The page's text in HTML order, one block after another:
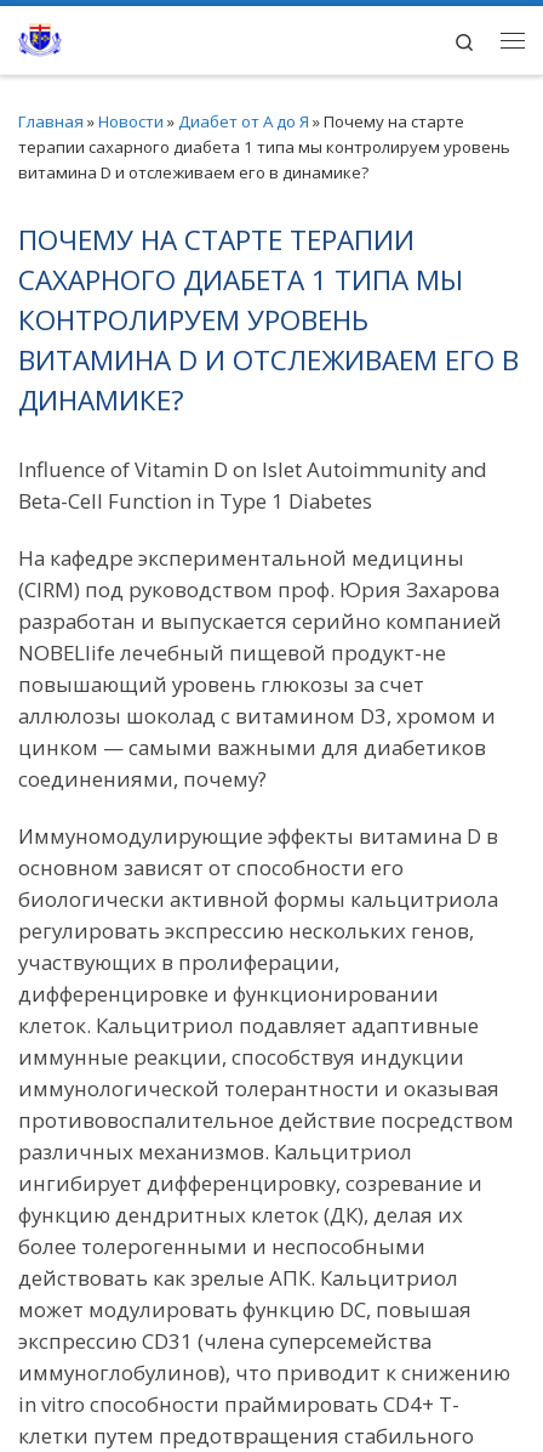
Перейти к содержимому
Search
Главная »Новости »Диабет от А до Я »Почему на старте
терапии сахарного диабета 1 типа мы контролируем уровень
витамина D и отслеживаем его в динамике?
ПОЧЕМУ НА СТАРТЕ ТЕРАПИИ
САХАРНОГО ДИАБЕТА 1 ТИПА МЫ
КОНТРОЛИРУЕМ УРОВЕНЬ
ВИТАМИНА D И ОТСЛЕЖИВАЕМ ЕГО В
ДИНАМИКЕ?
Influence of Vitamin D on Islet Autoimmunity and
Beta-Cell Function in Type 1 Diabetes
На кафедре экспериментальной медицины
(CIRM) под руководством проф. Юрия Захарова
разработан и выпускается серийно компанией
NOBELlife лечебный пищевой продукт-не
повышающий уровень глюкозы за счет
аллюлозы шоколад с витамином D3, хромом и
цинком — самыми важными для диабетиков
соединениями, почему?
Иммуномодулирующие эффекты витамина D в
основном зависят от способности его
биологически активной формы кальцитриола
регулировать экспрессию нескольких генов,
участвующих в пролиферации,
дифференцировке и функционировании
клеток. Кальцитриол подавляет адаптивные
иммунные реакции, способствуя индукции
иммунологической толерантности и оказывая
противовоспалительное действие посредством
различных механизмов. Кальцитриол
ингибирует дифференцировку, созревание и
функцию дендритных клеток (ДК), делая их
более толерогенными и неспособными
действовать как зрелые АПК. Кальцитриол
может модулировать функцию DC, повышая
экспрессию CD31 (члена суперсемейства
иммуноглобулинов), что приводит к снижению
in vitro способности праймировать CD4+ Т-
клетки путем предотвращения стабильного